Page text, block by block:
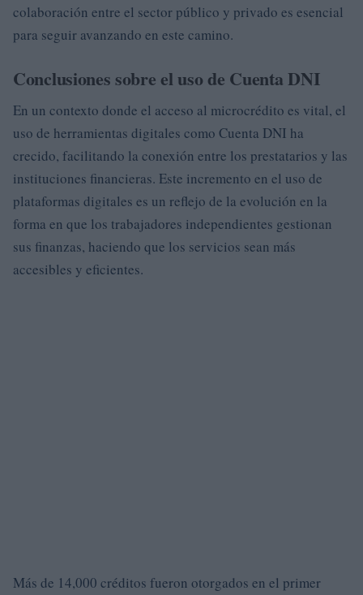
colaboración entre el sector público y privado es esencial
para seguir avanzando en este camino.
Conclusiones sobre el uso de Cuenta DNI
En un contexto donde el acceso al microcrédito es vital, el
uso de herramientas digitales como Cuenta DNI ha
crecido, facilitando la conexión entre los prestatarios y las
instituciones financieras. Este incremento en el uso de
plataformas digitales es un reflejo de la evolución en la
forma en que los trabajadores independientes gestionan
sus finanzas, haciendo que los servicios sean más
accesibles y eficientes.
Más de 14,000 créditos fueron otorgados en el primer